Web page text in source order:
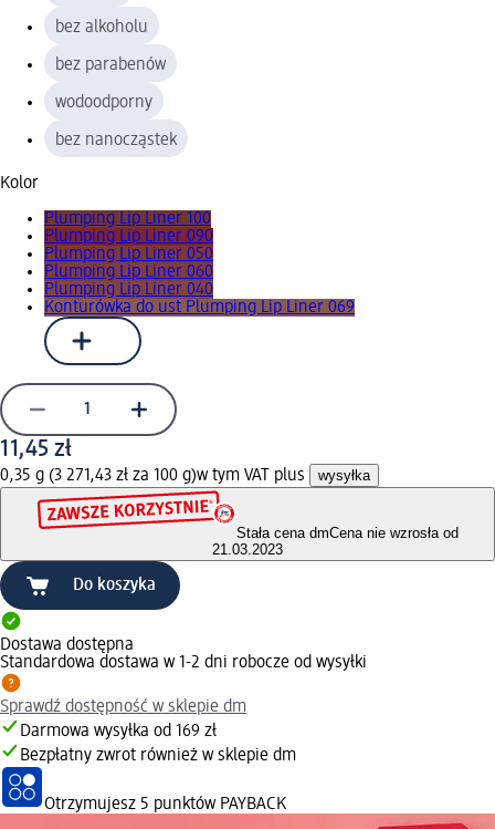
bez alkoholu
bez parabenów
wodoodporny
bez nanocząstek
Kolor
Plumping Lip Liner 100
Plumping Lip Liner 090
Plumping Lip Liner 050
Plumping Lip Liner 060
Plumping Lip Liner 040
Konturówka do ust Plumping Lip Liner 069
11,45 zł
0,35 g (3 271,43 zł za 100 g)w tym VAT plus wysyłka
Stała cena dmCena nie wzrosła od
21.03.2023
Do koszyka
Dostawa dostępna
Standardowa dostawa w 1-2 dni robocze od wysyłki
Sprawdź dostępność w sklepie dm
Darmowa wysyłka od 169 zł
Bezpłatny zwrot również w sklepie dm
Otrzymujesz 5 punktów PAYBACK